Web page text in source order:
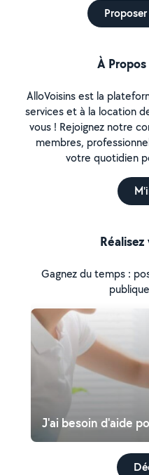
À Propos
AlloVoisins est la
services et à la location
vous ! Rejoignez notre
membres,
votre quotidien
Gagnez du temps :
J'ai besoin d'aide